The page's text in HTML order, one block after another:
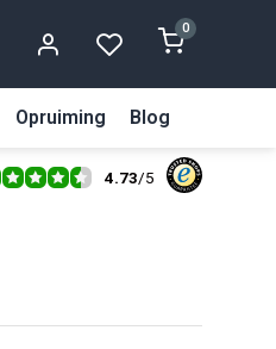
0
Opruiming Blog
4.73/5